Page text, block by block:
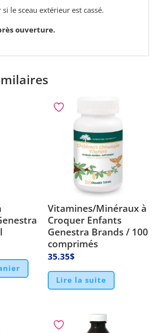
le sceau extérieur est cassé.
ouverture.
Vitamines/Minéraux à
Croquer Enfants
Genestra Brands / 100
comprimés
35.35$
Lire la suite